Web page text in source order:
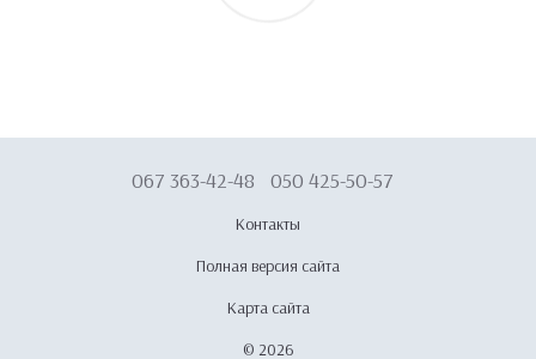
067 363-42-48 050 425-50-57
Контакты
Полная версия сайта
Карта сайта
© 2026